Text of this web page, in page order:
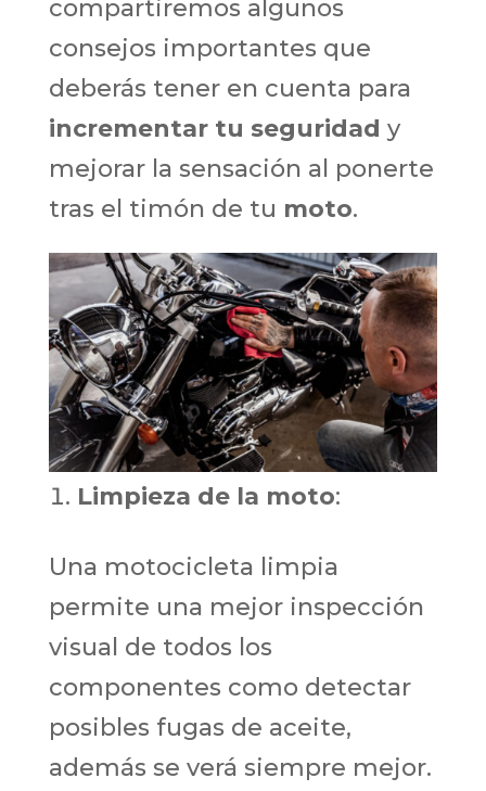
compartiremos algunos
consejos importantes que
deberás tener en cuenta para
incrementar tu seguridad y
mejorar la sensación al ponerte
tras el timón de tu moto.
Limpieza de la moto:
Una motocicleta limpia
permite una mejor inspección
visual de todos los
componentes como detectar
posibles fugas de aceite,
además se verá siempre mejor.